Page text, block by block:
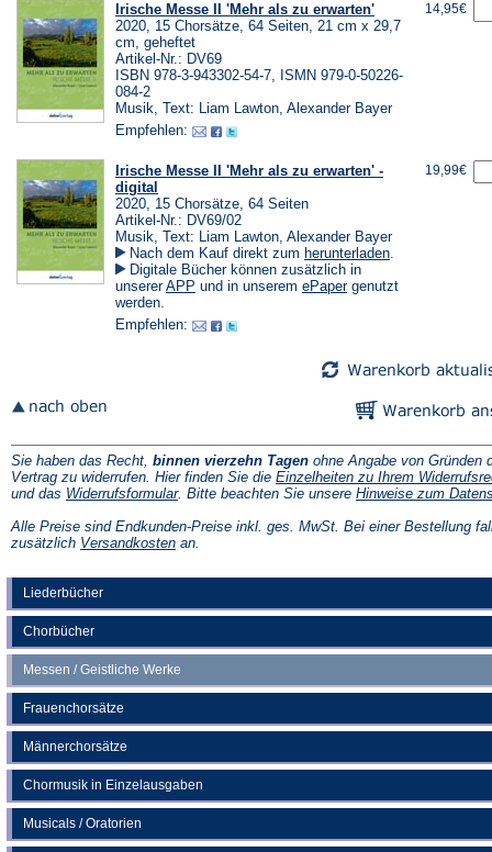
Liederbücher
Chorbücher
Messen / Geistliche Werke
Frauenchorsätze
Männerchorsätze
Chormusik in Einzelausgaben
Musicals / Oratorien
Irische Messe II 'Mehr als zu erwarten'
2020, 15 Chorsätze, 64 Seiten, 21 cm x 29,7
cm, geheftet
Artikel-Nr.: DV69
ISBN 978-3-943302-54-7, ISMN 979-0-50226-
084-2
Musik, Text: Liam Lawton, Alexander Bayer
Empfehlen:
14,95€
Irische Messe II 'Mehr als zu erwarten' -
digital
2020, 15 Chorsätze, 64 Seiten
Artikel-Nr.: DV69/02
Musik, Text: Liam Lawton, Alexander Bayer
Nach dem Kauf direkt zum herunterladen(Öffnet
einem
.
Digitale Bücher können zusätzlich in
unsererAPP (Öffnet
neuen
und in unserem ePaper(Öffnet
genutzt
werden.
Empfehlen:
19,99€
Sie haben das Recht, binnen vierzehn Tagen ohne Angabe von Gründen
Vertrag zu widerrufen. Hier finden Sie die Einzelheiten zu Ihrem
und das Widerrufsformular(Öffnet
einem
neuen
. Bitte beachten Sie unsere Hinweise zum
Alle Preise sind Endkunden-Preise inkl. ges. MwSt. Bei einer Bestellung
zusätzlich Versandkosten(Öffnet
an.